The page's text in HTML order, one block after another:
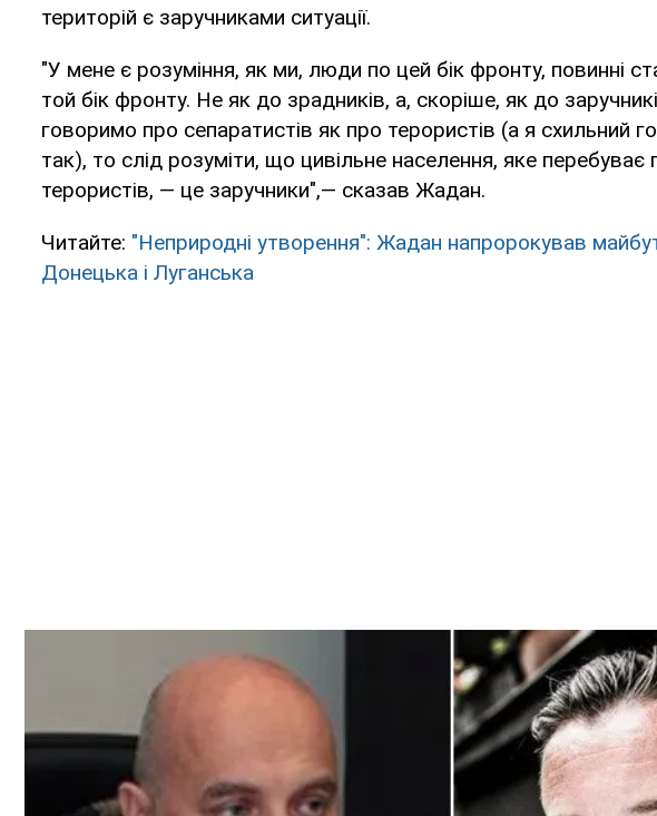
територій є заручниками ситуації.
"У мене є розуміння, як ми, люди по цей бік фронту, повинні
той бік фронту. Не як до зрадників, а, скоріше, як до
говоримо про сепаратистів як про терористів (а я схильний
так), то слід розуміти, що цивільне населення, яке перебуває
терористів, — це заручники",— сказав Жадан.
Читайте: "Неприродні утворення": Жадан напророкував
Донецька і Луганська